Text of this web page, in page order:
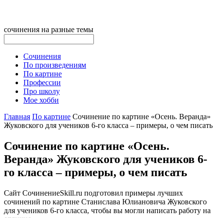
сочинения на разные темы
Сочинения
По произведениям
По картине
Профессии
Про школу
Мое хобби
Главная По картине Сочинение по картине «Осень. Веранда»
Жуковского для учеников 6-го класса – примеры, о чем писать
Сочинение по картине «Осень.
Веранда» Жуковского для учеников 6-
го класса – примеры, о чем писать
Сайт CочинениеSkill.ru подготовил примеры лучших
сочинений по картине Станислава Юлиановича Жуковского
для учеников 6-го класса, чтобы вы могли написать работу на